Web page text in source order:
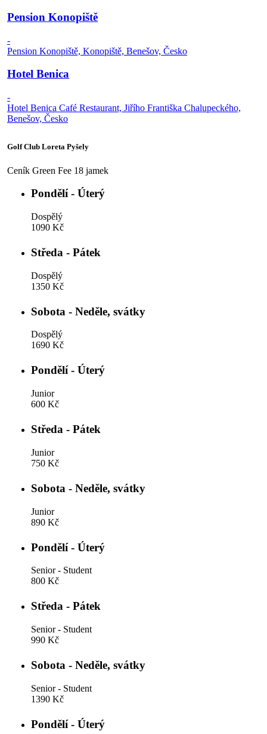
Pension Konopiště
-
Pension Konopiště, Konopiště, Benešov, Česko
Hotel Benica
-
Hotel Benica Café Restaurant, Jiřího Františka Chalupeckého,
Benešov, Česko
Golf Club Loreta Pyšely
Ceník Green Fee 18 jamek
Pondělí - Úterý
Dospělý
1090 Kč
Středa - Pátek
Dospělý
1350 Kč
Sobota - Neděle, svátky
Dospělý
1690 Kč
Pondělí - Úterý
Junior
600 Kč
Středa - Pátek
Junior
750 Kč
Sobota - Neděle, svátky
Junior
890 Kč
Pondělí - Úterý
Senior - Student
800 Kč
Středa - Pátek
Senior - Student
990 Kč
Sobota - Neděle, svátky
Senior - Student
1390 Kč
Pondělí - Úterý